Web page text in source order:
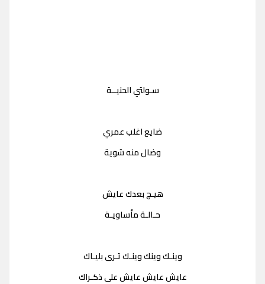
سـولتي الحنيــة
ضايع اغلب عمري
وضال منه شوية
هيـچ بعدك عايش
حـالـة مأساويـة
وينـك وينك وينـك تـرى بليـاك
عايش عايش عايش على ذكـراك